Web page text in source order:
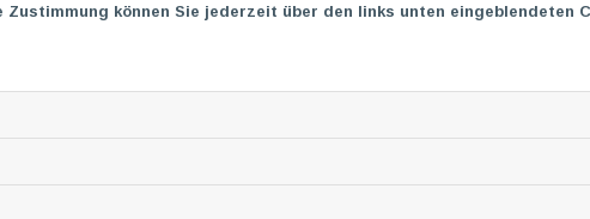
können Sie jederzeit über den links unten eingeblendeten